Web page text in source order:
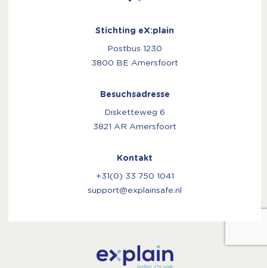
Stichting eX:plain
Postbus 1230
3800 BE Amersfoort
Besuchsadresse
Disketteweg 6
3821 AR Amersfoort
Kontakt
+31(0) 33 750 1041
support@explainsafe.nl